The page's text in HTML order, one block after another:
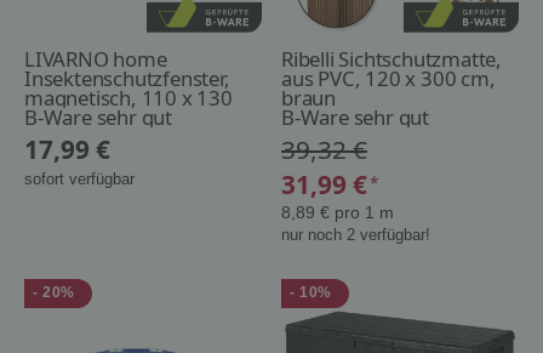
LIVARNO home
Insektenschutzfenster,
magnetisch, 110 x 130
cm, anthrazit
B-Ware sehr gut
17,99 €
sofort verfügbar
Ribelli Sichtschutzmatte,
aus PVC, 120 x 300 cm,
braun
B-Ware sehr gut
39,32 €
31,99 €*
8,89 € pro 1 m
nur noch 2 verfügbar!
- 20% - 10%